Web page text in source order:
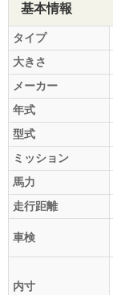
基本情報
タイプ
大きさ
メーカー
年式
型式
ミッション
馬力
走行距離
車検
内寸